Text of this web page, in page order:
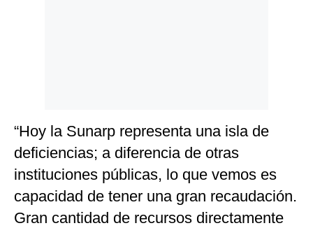
“Hoy la Sunarp representa una isla de
deficiencias; a diferencia de otras
instituciones públicas, lo que vemos es
capacidad de tener una gran recaudación.
Gran cantidad de recursos directamente